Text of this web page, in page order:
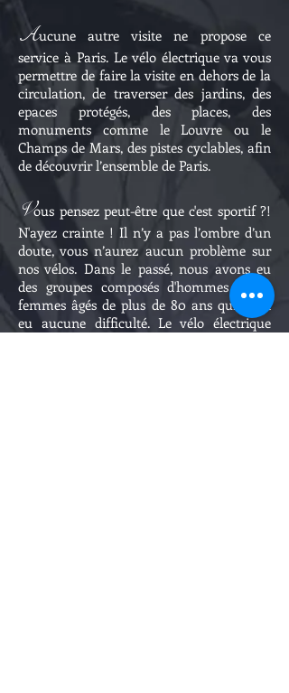
Aucune autre visite ne propose ce
service à Paris. Le vélo électrique va vous
permettre de faire la visite en dehors de la
circulation, de traverser des jardins, des
epaces protégés, des places, des
monuments comme le Louvre ou le
Champs de Mars, des pistes cyclables, afin
de découvrir l’ensemble de Paris.
Vous pensez peut-être que c'est sportif ?!
N'ayez crainte ! Il n’y a pas l’ombre d’un
doute, vous n’aurez aucun problème sur
nos vélos. Dans le passé, nous avons eu
des groupes composés d'hommes et de
femmes âgés de plus de 80 ans qui n'ont
eu aucune difficulté. Le vélo électrique